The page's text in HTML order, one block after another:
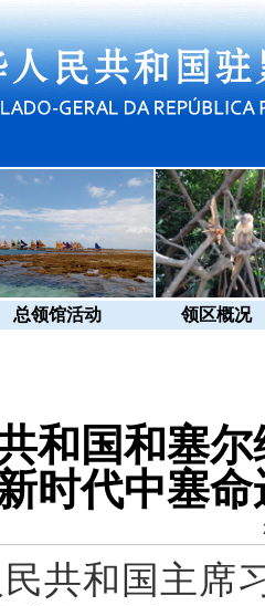
总领馆活动 领区概况
和国和塞
时代中塞
共和国主席